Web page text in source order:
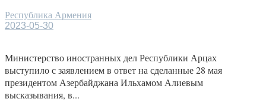
Республика Армения
2023-05-30
Министерство иностранных дел Республики Арцах
выступило с заявлением в ответ на сделанные 28 мая
президентом Азербайджана Ильхамом Алиевым
высказывания, в...